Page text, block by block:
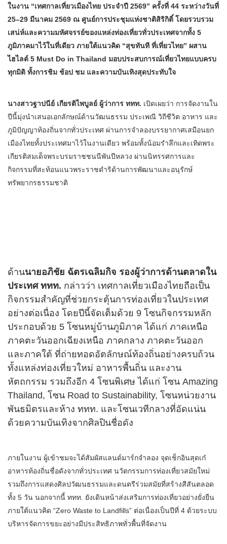
ในงาน “เทศกาลเที่ยวเมืองไทย ประจำปี 2569” ครั้งที่ 44 ระหว่างวันที่
25–29 มีนาคม 2569 ณ ศูนย์การประชุมแห่งชาติสิริกิติ์ โดยรวบรวม
เสน่ห์และความมหัศจรรย์ของแหล่งท่องเที่ยวทั่วประเทศจากทั้ง 5
ภูมิภาคมาไว้ในที่เดียว ภายใต้แนวคิด “สุขทันที ที่เที่ยวไทย” ผสาน
ไฮไลต์ 5 Must Do in Thailand มอบประสบการณ์เที่ยวไทยแบบครบ
ทุกมิติ ทั้งการชิม ช้อป ชม และความบันเทิงสุดประทับใจ
นางสาวฐาปนีย์ เกียรติไพบูลย์ ผู้ว่าการ ททท. เปิดเผยว่า การจัดงานใน
ปีนี้มุ่งนำเสนอเอกลักษณ์ด้านวัฒนธรรม ประเพณี วิถีชีวิต อาหาร และ
ภูมิปัญญาท้องถิ่นจากทั่วประเทศ ผ่านการจำลองบรรยากาศเสมือนยก
เมืองไทยทั้งประเทศมาไว้ในงานเดียว พร้อมทั้งน้อมรำลึกและเทิดพระ
เกียรติสมเด็จพระบรมราชชนนีพันปีหลวง ผ่านนิทรรศการและ
กิจกรรมที่สะท้อนแนวพระราชดำริด้านการพัฒนาและอนุรักษ์
ทรัพยากรธรรมชาติ
ด้านนายอภิชัย ฉัตรเฉลิมกิจ รองผู้ว่าการด้านตลาดใน
ประเทศ ททท. กล่าวว่า เทศกาลเที่ยวเมืองไทยถือเป็น
กิจกรรมสำคัญที่ช่วยกระตุ้นการท่องเที่ยวในประเทศ
อย่างต่อเนื่อง โดยปีนี้จัดเต็มด้วย 9 โซนกิจกรรมหลัก
ประกอบด้วย 5 โซนหมู่บ้านภูมิภาค ได้แก่ ภาคเหนือ
ภาคตะวันออกเฉียงเหนือ ภาคกลาง ภาคตะวันออก
และภาคใต้ ที่ถ่ายทอดอัตลักษณ์ท้องถิ่นอย่างครบถ้วน
ทั้งแหล่งท่องเที่ยวใหม่ อาหารพื้นถิ่น และงาน
หัตถกรรม รวมถึงอีก 4 โซนพิเศษ ได้แก่ โซน Amazing
Thailand, โซน Road to Sustainability, โซนหน่วยงาน
พันธมิตรและห้าง ททท. และโซนเวทีกลางที่อัดแน่น
ด้วยความบันเทิงจากศิลปินชื่อดัง
ภายในงาน ผู้เข้าชมจะได้สัมผัสแลนด์มาร์กจำลอง จุดเช็กอินสุดเก๋
อาหารท้องถิ่นชื่อดังจากทั่วประเทศ นวัตกรรมการท่องเที่ยวสมัยใหม่
รวมถึงการแสดงศิลปวัฒนธรรมและดนตรีร่วมสมัยที่สร้างสีสันตลอด
ทั้ง 5 วัน นอกจากนี้ ททท. ยังเดินหน้าส่งเสริมการท่องเที่ยวอย่างยั่งยืน
ภายใต้แนวคิด “Zero Waste to Landfills” ต่อเนื่องเป็นปีที่ 4 ด้วยระบบ
บริหารจัดการขยะอย่างมีประสิทธิภาพทั่วพื้นที่จัดงาน